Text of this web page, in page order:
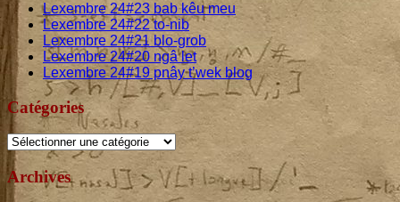
Lexembre24#23 bab kêu meu
Lexembre24#22to-nib
Lexembre 24#21 blo-grob
Lexembre24#20 ngâ let
Lexembre24#19pnây t’wek blog
Catégories
Catégories
Archives